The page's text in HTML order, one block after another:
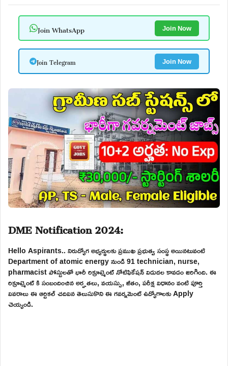
Join WhatsApp Join Now
Join Telegram Join Now
DME Notification 2024:
Hello Aspirants.. నిరుద్యోగ అభ్యర్థులకు ప్రముఖ ప్రభుత్వ సంస్థ అయినటువంటి
Department of atomic energy నుండి 91 technician, nurse,
pharmacist పోస్టులతో భారీ రిక్రూట్మెంట్ నోటిఫికేషన్ విడుదల కావడం జరిగింది. ఈ
రిక్రూట్మెంట్ కి సంబందించిన అర్హతలు, వయస్సు, జీతం, పరీక్ష విధానం వంటి పూర్తి
వివరాలు ఈ ఆర్టికల్ చదివిన తెలుసుకొని ఈ గవర్నమెంట్ ఉద్యోగాలకు Apply
చెయ్యండి.